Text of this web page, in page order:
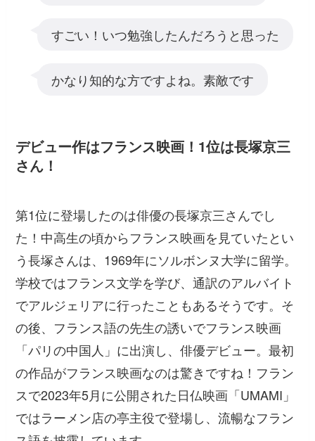
すごい！いつ勉強したんだろうと思った
かなり知的な方ですよね。素敵です
デビュー作はフランス映画！1位は長塚京三
さん！
第1位に登場したのは俳優の長塚京三さんでし
た！中高生の頃からフランス映画を見ていたとい
う長塚さんは、1969年にソルボンヌ大学に留学。
学校ではフランス文学を学び、通訳のアルバイト
でアルジェリアに行ったこともあるそうです。そ
の後、フランス語の先生の誘いでフランス映画
「パリの中国人」に出演し、俳優デビュー。最初
の作品がフランス映画なのは驚きですね！フラン
スで2023年5月に公開された日仏映画「UMAMI」
ではラーメン店の亭主役で登場し、流暢なフラン